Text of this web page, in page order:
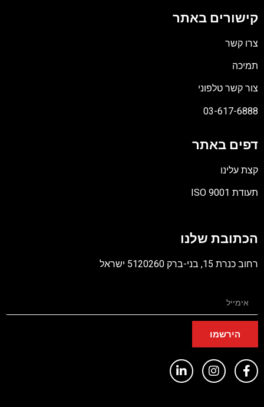
קישורים באתר
צרו קשר
תמיכה
צור קשר טלפוני
03-617-6888
דפים באתר
קצת עלינו
תעודת ISO 9001
PDF
הכתובת שלנו
רחוב כנרת 15, בני-ברק 5120260 ישראל
הירשמו